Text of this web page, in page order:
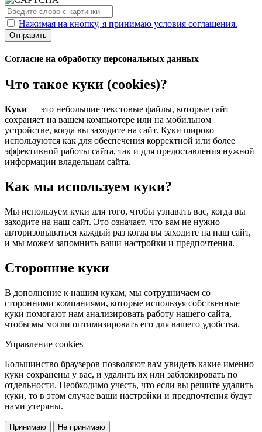
Нажимая на кнопку, я принимаю условия соглашения.
Отправить
Согласие на обработку персональных данных
Что такое куки (cookies)?
Куки — это небольшие текстовые файлы, которые сайт
сохраняет на вашем компьютере или на мобильном
устройстве, когда вы заходите на сайт. Куки широко
используются как для обеспечения корректной или более
эффективной работы сайта, так и для предоставления нужной
информации владельцам сайта.
Как мы используем куки?
Мы используем куки для того, чтобы узнавать вас, когда вы
заходите на наш сайт. Это означает, что вам не нужно
авторизовываться каждый раз когда вы заходите на наш сайт,
и мы можем запомнить ваши настройки и предпочтения.
Сторонние куки
В дополнение к нашим кукам, мы сотрудничаем со
сторонними компаниями, которые используя собственные
куки помогают нам анализировать работу нашего сайта,
чтобы мы могли оптимизировать его для вашего удобства.
Управление cookies
Большинство браузеров позволяют вам увидеть какие именно
куки сохранены у вас, и удалить их или заблокировать по
отдельности. Необходимо учесть, что если вы решите удалить
куки, то в этом случае ваши настройки и предпочтения будут
нами утеряны.
Принимаю
Не принимаю